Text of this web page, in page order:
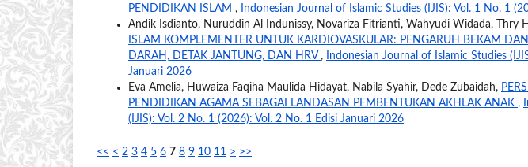
PENDIDIKAN ISLAM ,
Indonesian Journal of Islamic Studies (IJIS): Vol. 1 No. 1
Andik Isdianto, Nuruddin Al Indunissy, Novariza Fitrianti, Wahyudi Widada, Thry
ISLAM KOMPLEMENTER UNTUK KARDIOVASKULAR: PENGARUH BEKAM
DARAH, DETAK JANTUNG, DAN HRV ,
Indonesian Journal of Islamic Studies
Januari 2026
Eva Amelia, Huwaiza Faqiha Maulida Hidayat, Nabila Syahir, Dede Zubaidah,
PENDIDIKAN AGAMA SEBAGAI LANDASAN PEMBENTUKAN AKHLAK ANAK ,
(IJIS): Vol. 2 No. 1 (2026): Vol. 2 No. 1 Edisi Januari 2026
<< < 2 3 4 5 6 7 8 9 10 11 > >>